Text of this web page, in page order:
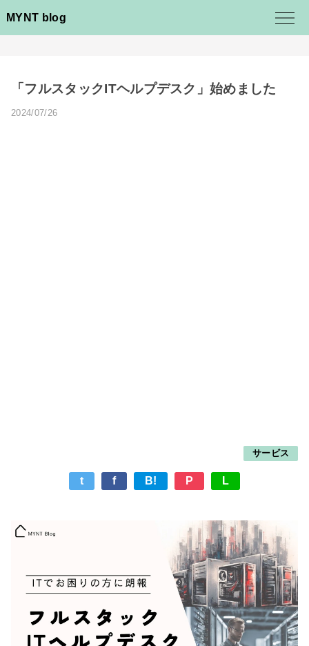
MYNT blog
「フルスタックITヘルプデスク」始めました
2024/07/26
サービス
t f B! P L